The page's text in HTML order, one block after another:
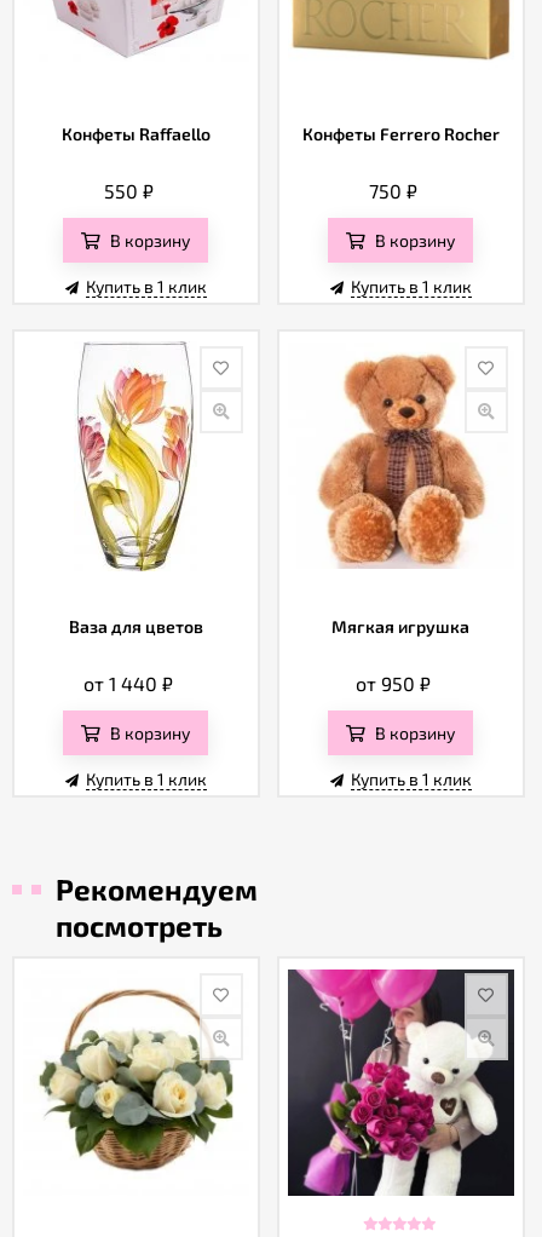
Конфеты Raffaello
550 ₽
В корзину
Купить в 1 клик
Конфеты Ferrero Rocher
750₽
В корзину
Купить в 1 клик
Ваза для цветов
от 1 440₽
В корзину
Купить в 1 клик
Мягкая игрушка
от 950₽
В корзину
Купить в 1 клик
Рекомендуем
посмотреть